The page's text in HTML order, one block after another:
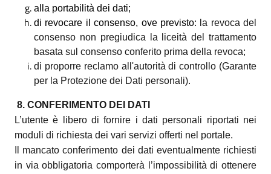
alla portabilità dei dati;
di revocare il consenso, ove previsto: la revoca del
consenso non pregiudica la liceità del trattamento
basata sul consenso conferito prima della revoca;
di proporre reclamo all'autorità di controllo (Garante
per la Protezione dei Dati personali).
8. CONFERIMENTO DEI DATI
L’utente è libero di fornire i dati personali riportati nei
moduli di richiesta dei vari servizi offerti nel portale.
Il mancato conferimento dei dati eventualmente richiesti
in via obbligatoria comporterà l’impossibilità di ottenere